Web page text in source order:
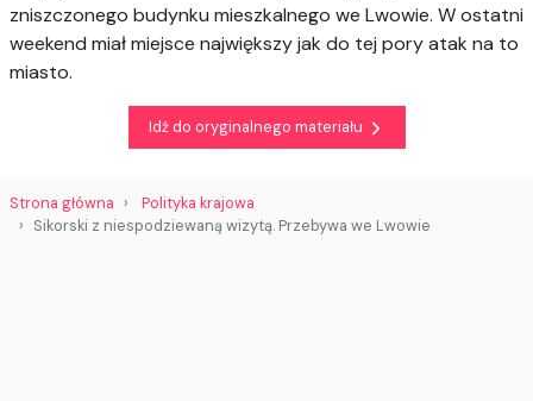
zniszczonego budynku mieszkalnego we Lwowie. W ostatni
weekend miał miejsce największy jak do tej pory atak na to
miasto.
Idź do oryginalnego materiału
Strona główna
Polityka krajowa
Sikorski z niespodziewaną wizytą. Przebywa we Lwowie